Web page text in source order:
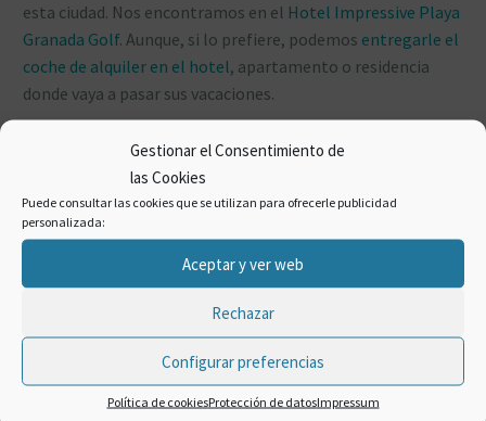
Gestionar el Consentimiento de
las Cookies
Puede consultar las cookies que se utilizan para ofrecerle publicidad
personalizada:
Aceptar y ver web
Rechazar
Configurar preferencias
Política de cookiesProtección de datosImpressum
esta ciudad. Nos encontramos en el Hotel Impressive Playa
Granada Golf. Aunque, si lo prefiere, podemos entregarle el
coche de alquiler en el hotel, apartamento o residencia
donde vaya a pasar sus vacaciones.
Andalucía